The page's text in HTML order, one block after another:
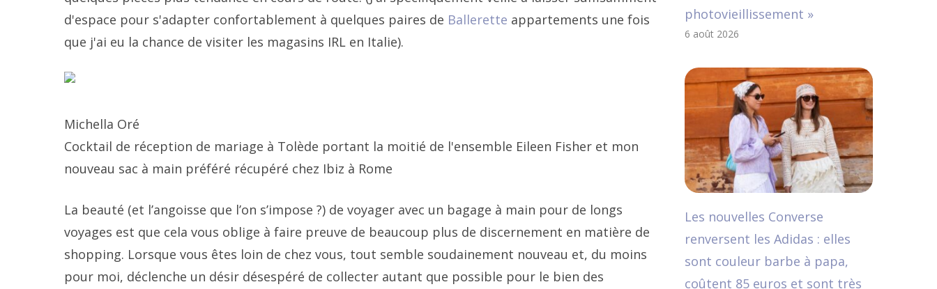
d'espace pour s'adapter confortablement à quelques paires de Ballerette appartements une fois
que j'ai eu la chance de visiter les magasins IRL en Italie).
Michella Oré
Cocktail de réception de mariage à Tolède portant la moitié de l'ensemble Eileen Fisher et mon
nouveau sac à main préféré récupéré chez Ibiz à Rome
La beauté (et l’angoisse que l’on s’impose ?) de voyager avec un bagage à main pour de longs
voyages est que cela vous oblige à faire preuve de beaucoup plus de discernement en matière de
shopping. Lorsque vous êtes loin de chez vous, tout semble soudainement nouveau et, du moins
pour moi, déclenche un désir désespéré de collecter autant que possible pour le bien des
photovieillissement »
6 août 2026
Les nouvelles Converse
renversent les Adidas : elles
sont couleur barbe à papa,
coûtent 85 euros et sont très